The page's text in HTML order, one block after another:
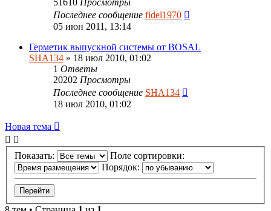
Последнее сообщение fidel1970
05 июн 2011, 13:14
Герметик выпускной системы от BOSAL
SHA134 » 18 июл 2010, 01:02
1 Ответы
20202 Просмотры
Последнее сообщение SHA134
18 июл 2010, 01:02
Новая тема
Показать:
Поле сортировки:
Порядок: